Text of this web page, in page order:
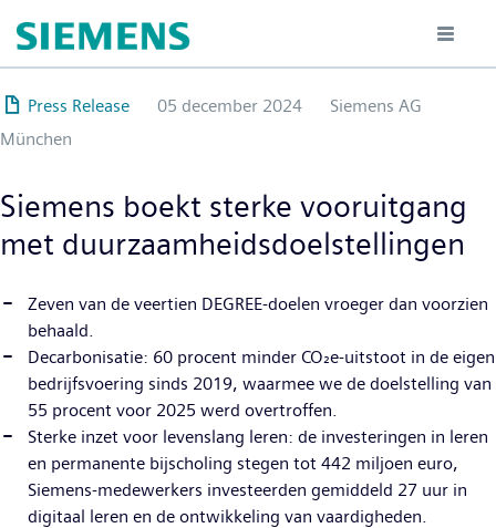
en
naar
de
inhoud
gaan
Press Release 05 december 2024
Siemens AG
München
Siemens boekt sterke vooruitgang
met duurzaamheidsdoelstellingen
Zeven van de veertien DEGREE-doelen vroeger dan voorzien
behaald.
Decarbonisatie: 60 procent minder CO₂e-uitstoot in de eigen
bedrijfsvoering sinds 2019, waarmee we de doelstelling van
55 procent voor 2025 werd overtroffen.
Sterke inzet voor levenslang leren: de investeringen in leren
en permanente bijscholing stegen tot 442 miljoen euro,
Siemens-medewerkers investeerden gemiddeld 27 uur in
digitaal leren en de ontwikkeling van vaardigheden.